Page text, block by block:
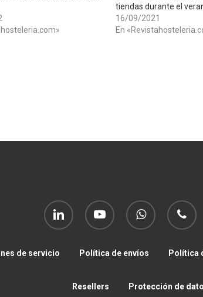
tiendas durante el
16/09/2021
En
linkedin youtube whatsapp phone
de servicio Política de envíos Política
Resellers Protección de